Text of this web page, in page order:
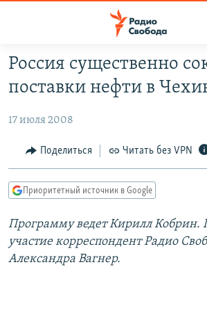
упрощенного
доступа
содержанию
Вернутся
навигации
Вернутся
ПРОГРАММЫ
АВТОРСКИЕ ПРОЕКТЫ
ЦИТАТЫ СВОБОДЫ
КУЛЬТУРА
IDEL.РЕАЛИИ
КАВКАЗ.РЕАЛИИ
Россия существенно
поставки нефти в
17 июля 2008
Поделиться Читать без VPN
Приоритетный источник в Google
Программу ведет Кирилл Кобрин.
участие корреспондент Радио
Александра Вагнер.